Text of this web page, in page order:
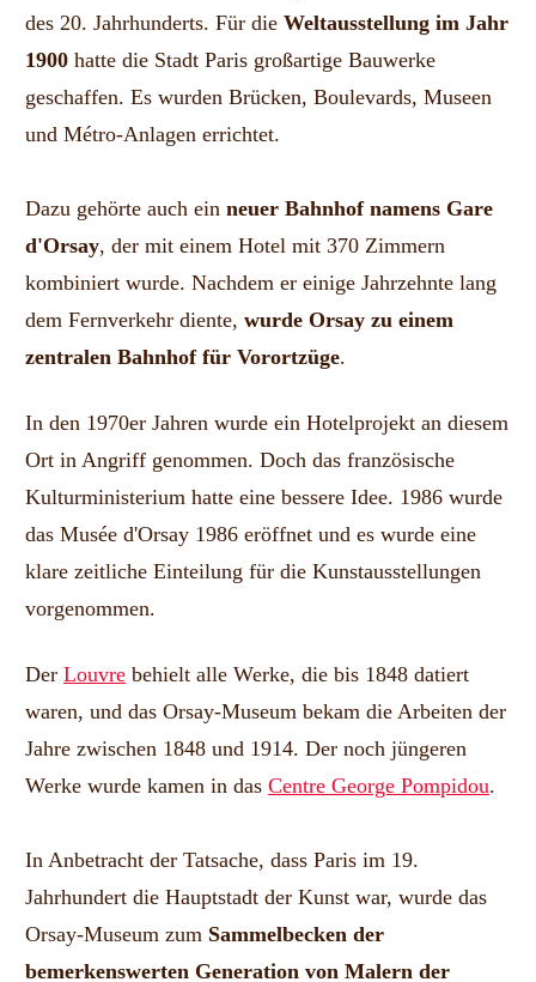
des 20. Jahrhunderts. Für die Weltausstellung im Jahr
1900 hatte die Stadt Paris großartige Bauwerke
geschaffen. Es wurden Brücken, Boulevards, Museen
und Métro-Anlagen errichtet.
Dazu gehörte auch ein neuer Bahnhof namens Gare
d'Orsay, der mit einem Hotel mit 370 Zimmern
kombiniert wurde. Nachdem er einige Jahrzehnte lang
dem Fernverkehr diente, wurde Orsay zu einem
zentralen Bahnhof für Vorortzüge.
In den 1970er Jahren wurde ein Hotelprojekt an diesem
Ort in Angriff genommen. Doch das französische
Kulturministerium hatte eine bessere Idee. 1986 wurde
das Musée d'Orsay 1986 eröffnet und es wurde eine
klare zeitliche Einteilung für die Kunstausstellungen
vorgenommen.
Der Louvre behielt alle Werke, die bis 1848 datiert
waren, und das Orsay-Museum bekam die Arbeiten der
Jahre zwischen 1848 und 1914. Der noch jüngeren
Werke wurde kamen in das Centre George Pompidou.
In Anbetracht der Tatsache, dass Paris im 19.
Jahrhundert die Hauptstadt der Kunst war, wurde das
Orsay-Museum zum Sammelbecken der
bemerkenswerten Generation von Malern der